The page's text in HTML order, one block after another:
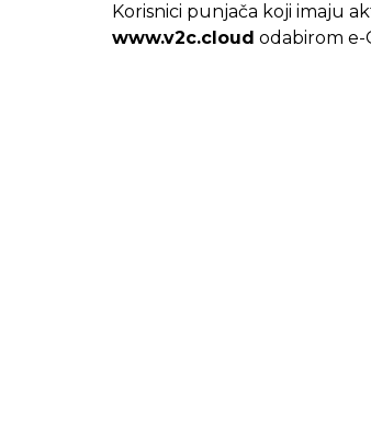
Korisnici punjača koji imaju
www.v2c.cloud odabirom e-